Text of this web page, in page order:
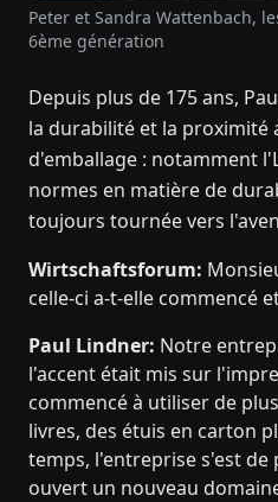
Peter et Sandra Wattenbach,
6ème génération
Depuis plus de 175 ans,
la durabilité et la proximité
d'emballage : notamment
normes en matière de
toujours tournée vers
Wirtschaftsforum:
celle-ci a-t-elle commencé
Paul Lindner: Notre
l'accent était mis sur
commencé à utiliser de
livres, des étuis en carton
temps, l'entreprise s'est
ouvert un nouveau